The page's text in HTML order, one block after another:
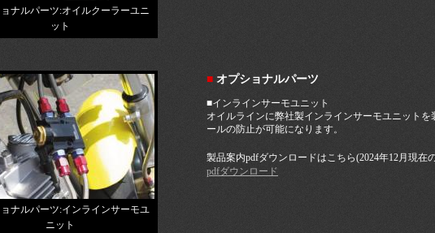
ナルパーツ:オイルクーラーユニ
ット
ナルパーツ:インラインサーモユ
ニット
■ オプショナルパーツ
■インラインサーモユニット
オイルラインに弊社製インラインサーモユニットを
ールの防止が可能になります。
製品案内pdfダウンロードはこちら(2024年12月現在
pdfダウンロード